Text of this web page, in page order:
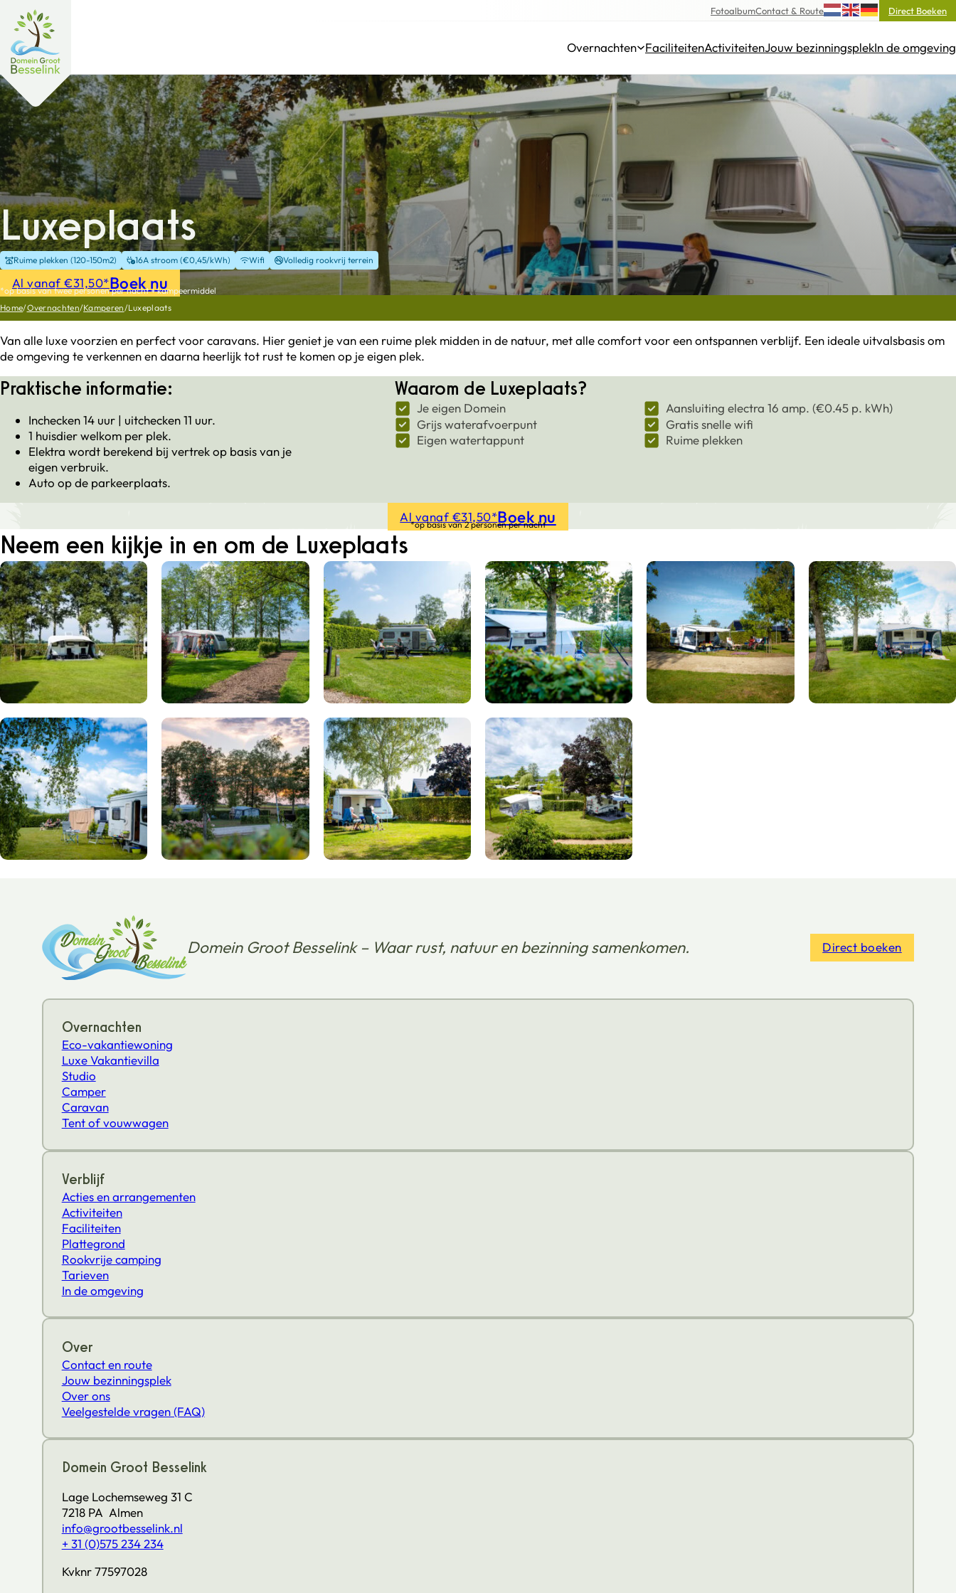
FotoalbumContact & Route Direct Boeken
Overnachten FaciliteitenActiviteitenJouw bezinningsplekIn de omgeving
Luxeplaats
Ruime plekken (120-150m2) 16A stroom (€0,45/kWh) Wifi Volledig rookvrij terrein
Al vanaf €31,50*Boek nu
*op basis van twee personen per nacht + kampeermiddel
Home/Overnachten/Kamperen/Luxeplaats
Van alle luxe voorzien en perfect voor caravans. Hier geniet je van een ruime plek midden in de natuur, met alle comfort voor een ontspannen verblijf. Een ideale uitvalsbasis om
de omgeving te verkennen en daarna heerlijk tot rust te komen op je eigen plek.
Praktische informatie:
Inchecken 14 uur | uitchecken 11 uur.
1 huisdier welkom per plek.
Elektra wordt berekend bij vertrek op basis van je
eigen verbruik.
Auto op de parkeerplaats.
Waarom de Luxeplaats?
Je eigen Domein
Grijs waterafvoerpunt
Eigen watertappunt
Aansluiting electra 16 amp. (€0.45 p. kWh)
Gratis snelle wifi
Ruime plekken
Al vanaf €31,50*Boek nu
*op basis van 2 personen per nacht
Neem een kijkje in en om de Luxeplaats
Domein Groot Besselink – Waar rust, natuur en bezinning samenkomen. Direct boeken
Overnachten
Eco-vakantiewoning
Luxe Vakantievilla
Studio
Camper
Caravan
Tent of vouwwagen
Verblijf
Acties en arrangementen
Activiteiten
Faciliteiten
Plattegrond
Rookvrije camping
Tarieven
In de omgeving
Over
Contact en route
Jouw bezinningsplek
Over ons
Veelgestelde vragen (FAQ)
Domein Groot Besselink
Lage Lochemseweg 31 C
7218 PA Almen
info@grootbesselink.nl
+ 31 (0)575 234 234
Kvknr 77597028